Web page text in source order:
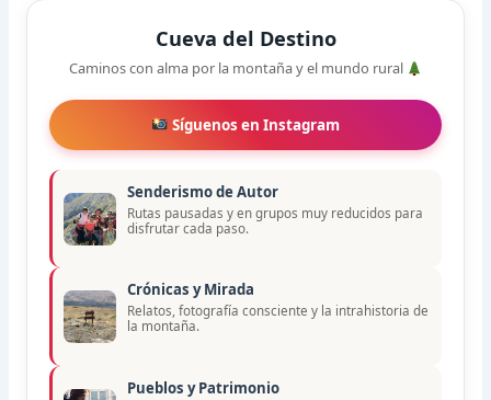
Cueva del Destino
Caminos con alma por la montaña y el mundo rural
Síguenos en Instagram
Senderismo de Autor
Rutas pausadas y en grupos muy reducidos para
disfrutar cada paso.
Crónicas y Mirada
Relatos, fotografía consciente y la intrahistoria de
la montaña.
Pueblos y Patrimonio